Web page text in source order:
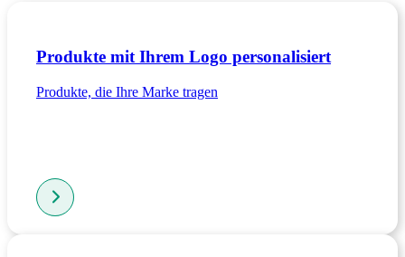
Produkte mit Ihrem Logo personalisiert
Produkte, die Ihre Marke tragen